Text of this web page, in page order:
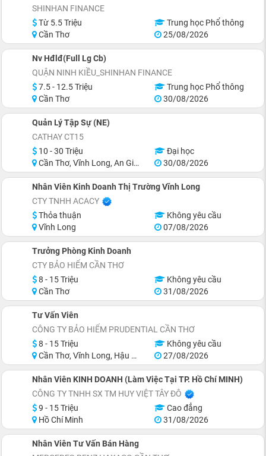
SHINHAN FINANCE
Từ 5.5 Triệu
Trung học Phổ thông
Cần Thơ
25/08/2026
Nv Hđlđ(Full Lg Cb)
QUẬN NINH KIỀU_SHINHAN FINANCE
7.5 - 12.5 Triệu
Trung học Phổ thông
Cần Thơ
30/08/2026
Quản Lý Tập Sự (NE)
CATHAY CT15
10 - 30 Triệu
Đại học
Cần Thơ, Vĩnh Long, An Giang, Hậu Giang, Hồ Chí Minh
30/08/2026
Nhân Viên Kinh Doanh Thị Trường Vĩnh Long
CTY TNHH ACACY
Thỏa thuận
Không yêu cầu
Vĩnh Long
07/08/2026
Trưởng Phòng Kinh Doanh
CTY BẢO HIỂM CẦN THƠ
8 - 15 Triệu
Không yêu cầu
Cần Thơ
31/08/2026
Tư Vấn Viên
CÔNG TY BẢO HIỂM PRUDENTIAL CẦN THƠ
8 - 15 Triệu
Không yêu cầu
Cần Thơ, Vĩnh Long, Hậu Giang
27/08/2026
Nhân Viên KINH DOANH (Làm Việc Tại TP. Hồ Chí MINH)
CÔNG TY TNHH SX TM HUY VIỆT TÂY ĐÔ
9 - 15 Triệu
Cao đẳng
Hồ Chí Minh
31/08/2026
Nhân Viên Tư Vấn Bán Hàng